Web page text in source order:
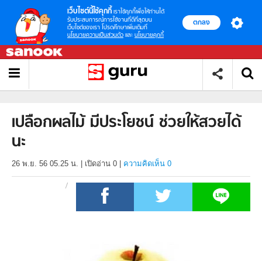
เว็บไซต์นี้ใช้คุกกี้ เราใช้คุกกี้เพื่อให้ท่านได้
รับประสบการณ์การใช้งานที่ดีที่สุดบน
เว็บไซต์ของเรา โปรดศึกษาเพิ่มเติมที่
นโยบายความเป็นส่วนตัว และ นโยบายคุกกี้
ตกลง
เปลือกผลไม้ มีประโยชน์ ช่วยให้สวยได้
นะ
26 พ.ย. 56 05.25 น. เปิดอ่าน 0 ความคิดเห็น 0